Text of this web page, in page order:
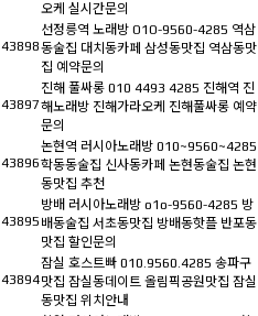
오케 실시간문의
43898
선정릉역 노래방 O1O-9560-4285 역삼
동술집 대치동카페 삼성동맛집 역삼동맛
집 예약문의
43897
진해 풀싸롱 010 4493 4285 진해역 진
해노래방 진해가라오케 진해풀싸롱 예약
문의
43896
논현역 러시아노래방 010~9560~4285
학동동술집 신사동카페 논현동술집 논현
동맛집 추천
43895
방배 러시아노래방 o1o-9560-4285 방
배동술집 서초동맛집 방배동핫플 반포동
맛집 할인문의
43894
잠실 호스트빠 010.9560.4285 송파구
맛집 잠실동데이트 올림픽공원맛집 잠실
동맛집 위치안내